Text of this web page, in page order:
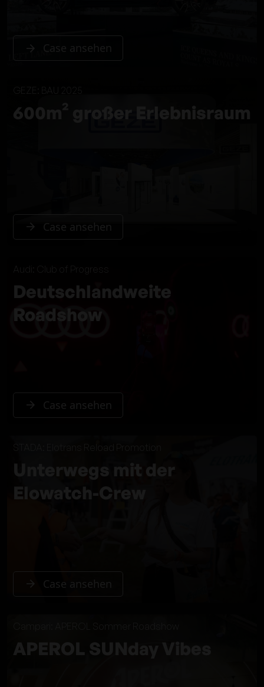
Case ansehen
GEZE: BAU 2025
600m² großer Erlebnisraum
Case ansehen
Audi: Club of Progress
Deutschlandweite
Roadshow
Case ansehen
Unterwegs mit der
Elowatch-Crew
Case ansehen
APEROL SUNday Vibes